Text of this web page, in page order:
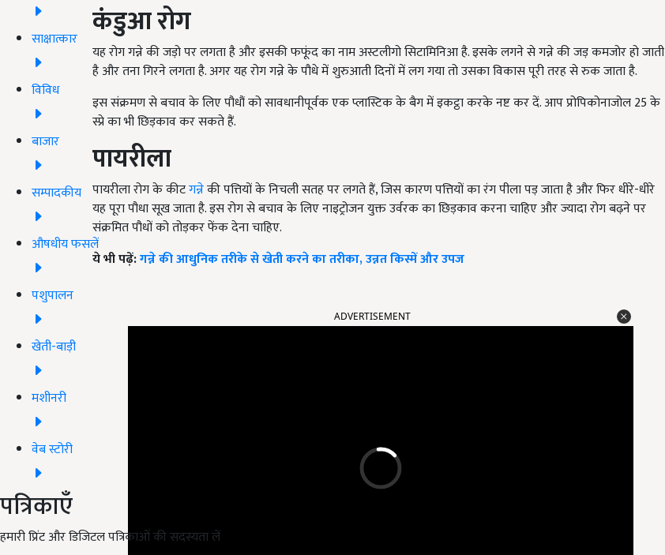
साक्षात्कार
विविध
बाजार
सम्पादकीय
औषधीय फसलें
पशुपालन
खेती-बाड़ी
मशीनरी
वेब स्टोरी
पत्रिकाएँ
हमारी प्रिंट और डिजिटल पत्रिकाओं की सदस्यता लें
कंडुआ रोग
यह रोग गन्ने की जड़ो पर लगता है और इसकी फफूंद का नाम अस्टलीगो सिटामिनिआ है. इसके लगने से गन्ने की जड़ कमजोर हो जाती
है और तना गिरने लगता है. अगर यह रोग गन्ने के पौधे में शुरुआती दिनों में लग गया तो उसका विकास पूरी तरह से रुक जाता है.
इस संक्रमण से बचाव के लिए पौधौं को सावधानीपूर्वक एक प्लास्टिक के बैग में इकट्ठा करके नष्ट कर दें. आप प्रोपिकोनाजोल 25 के
स्प्रे का भी छिड़काव कर सकते हैं.
पायरीला
पायरीला रोग के कीटगन्नेकी पत्तियों के निचली सतह पर लगते हैं, जिस कारण पत्तियों का रंग पीला पड़ जाता है और फिर धीरे-धीरे
यह पूरा पौधा सूख जाता है. इस रोग से बचाव के लिए नाइट्रोजन युक्त उर्वरक का छिड़काव करना चाहिए और ज्यादा रोग बढ़ने पर
संक्रमित पौधों को तोड़करफेंकदेना चाहिए.
ये भी पढ़ें:गन्ने की आधुनिक तरीके से खेती करने का तरीका, उन्नत किस्में और उपज
ADVERTISEMENT